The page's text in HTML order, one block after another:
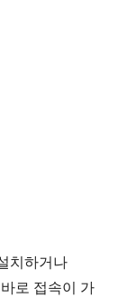
치하거나
로 접속이 가